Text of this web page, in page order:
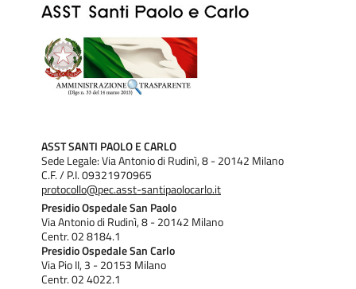
ASST SANTI PAOLO E CARLO
Sede Legale: Via Antonio di Rudinì, 8 - 20142 Milano
C.F. / P.I. 09321970965
protocollo@pec.asst-santipaolocarlo.it
Presidio Ospedale San Paolo
Via Antonio di Rudinì, 8 - 20142 Milano
Centr. 02 8184.1
Presidio Ospedale San Carlo
Via Pio II, 3 - 20153 Milano
Centr. 02 4022.1